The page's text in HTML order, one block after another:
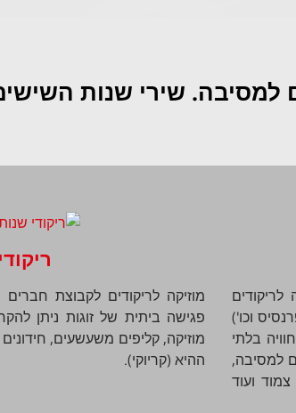
למסיבה. שירי שנות
וכו')
בלתי
למסיבה,
ועוד
מוזיקה לריקודים לקבוצת
פגישה ביתית של זוגות ניתן
מוזיקה, קליפים משעשעים,
ההיא (קריוקי).